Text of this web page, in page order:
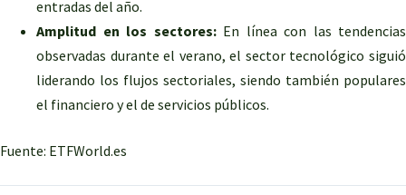
entradas del año.
Amplitud en los sectores:En línea con las tendencias
observadas durante el verano, el sector tecnológico siguió
liderando los flujos sectoriales, siendo también populares
el financiero y el de servicios públicos.
Fuente: ETFWorld.es